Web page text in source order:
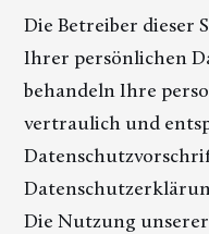
Die Betreiber dieser
Ihrer persönlichen
behandeln Ihre
vertraulich und
Die Nutzung